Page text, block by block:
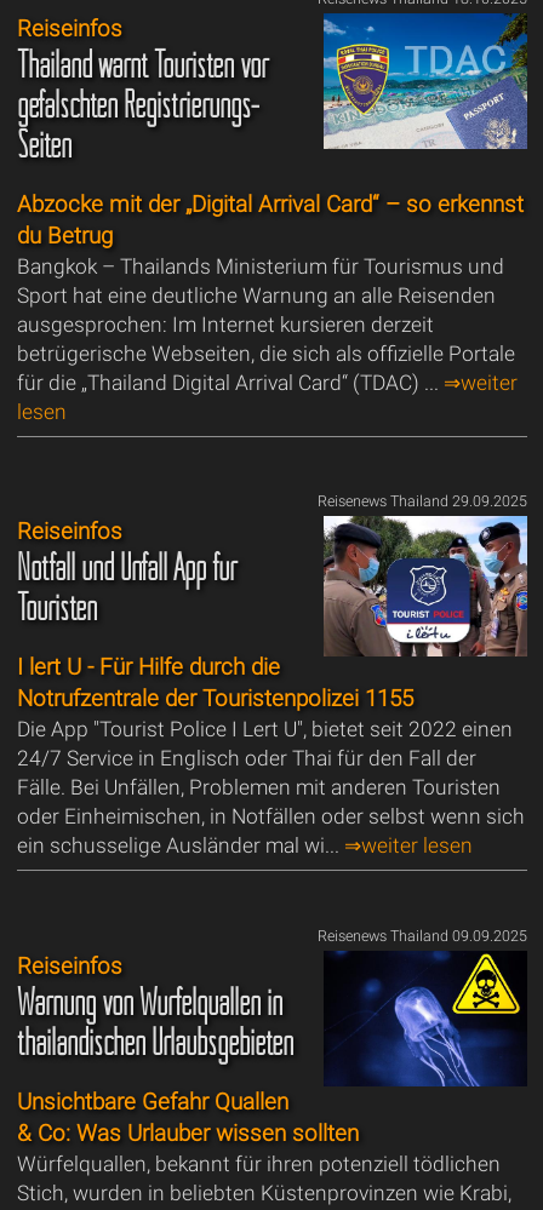
Reiseinfos
Thailand warnt Touristen vor
gefälschten Registrierungs-
Seiten
Abzocke mit der „Digital Arrival Card“ – so erkennst
du Betrug
Bangkok – Thailands Ministerium für Tourismus und
Sport hat eine deutliche Warnung an alle Reisenden
ausgesprochen: Im Internet kursieren derzeit
betrügerische Webseiten, die sich als offizielle Portale
für die „Thailand Digital Arrival Card“ (TDAC) ... ⇒weiter
lesen
Reisenews Thailand 29.09.2025
Reiseinfos
Notfall und Unfall App für
Touristen
I lert U - Für Hilfe durch die
Notrufzentrale der Touristenpolizei 1155
Die App "Tourist Police I Lert U", bietet seit 2022 einen
24/7 Service in Englisch oder Thai für den Fall der
Fälle. Bei Unfällen, Problemen mit anderen Touristen
oder Einheimischen, in Notfällen oder selbst wenn sich
ein schusselige Ausländer mal wi... ⇒weiter lesen
Reisenews Thailand 09.09.2025
Reiseinfos
Warnung von Würfelquallen in
thailändischen Urlaubsgebieten
Unsichtbare Gefahr Quallen
& Co: Was Urlauber wissen sollten
Würfelquallen, bekannt für ihren potenziell tödlichen
Stich, wurden in beliebten Küstenprovinzen wie Krabi,